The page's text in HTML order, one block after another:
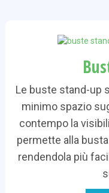
Le buste stand-up
minimo spazio
contempo la
permette alla
rendendola più